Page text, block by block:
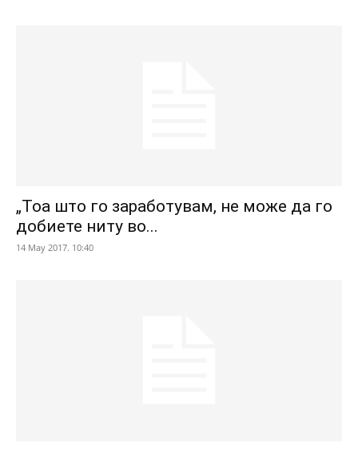
„Тоа што го заработувам, не може да го
добиете ниту во...
14 May 2017. 10:40